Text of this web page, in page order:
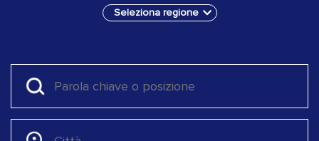
Seleziona regione